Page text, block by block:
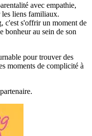
avec empathie,
les liens familiaux.
c'est s'offrir un moment de
bonheur au sein de son
pour trouver des
moments de complicité à